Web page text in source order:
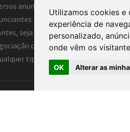
Utilizamos cookies e
experiência de
personalizado,
onde vêm os
OK Alterar as
anunciantes e, portanto, não
Dessa forma, o
seja ela direta ou indireta.
com anunciantes deste
tipo de responsabilidade o